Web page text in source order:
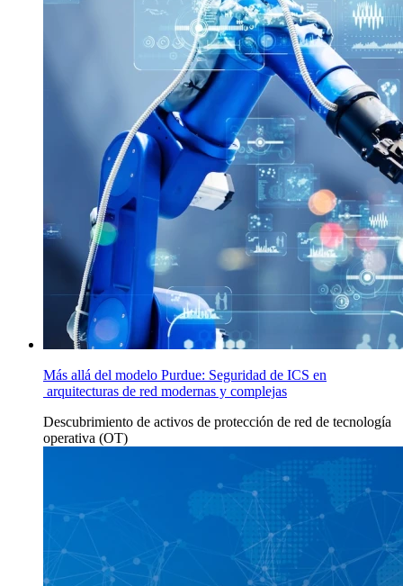
Más allá del modelo Purdue: Seguridad de ICS en
arquitecturas de red modernas y complejas
Descubrimiento de activos de protección de red de tecnología
operativa (OT)